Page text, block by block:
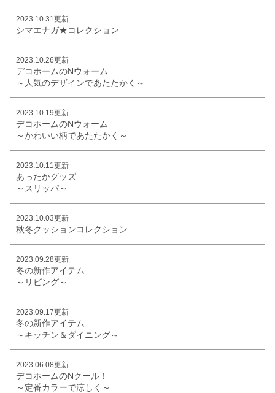
2023.10.31更新
シマエナガ★コレクション
2023.10.26更新
デコホームのNウォーム
～人気のデザインであたたかく～
2023.10.19更新
デコホームのNウォーム
～かわいい柄であたたかく～
2023.10.11更新
あったかグッズ
～スリッパ～
2023.10.03更新
秋冬クッションコレクション
2023.09.28更新
冬の新作アイテム
～リビング～
2023.09.17更新
冬の新作アイテム
～キッチン＆ダイニング～
2023.06.08更新
デコホームのNクール！
～定番カラーで涼しく～